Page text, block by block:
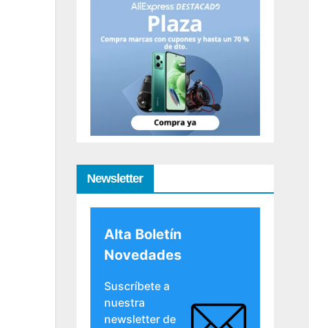
Newsletter
Alta Boletín
Novedades
Suscríbete a
nuestra
newsletter de